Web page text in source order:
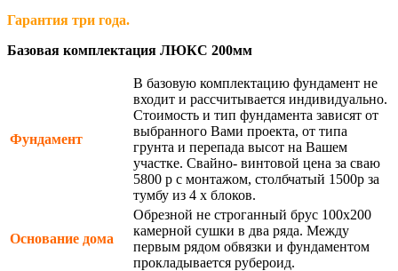
Гарантия три года.
Базовая комплектация ЛЮКС 200мм
Фундамент
В базовую комплектацию фундамент не
входит и рассчитывается индивидуально.
Стоимость и тип фундамента зависят от
выбранного Вами проекта, от типа
грунта и перепада высот на Вашем
участке. Свайно- винтовой цена за сваю
5800 р с монтажом, столбчатый 1500р за
тумбу из 4 х блоков.
Основание дома
Обрезной не строганный брус 100х200
камерной сушки в два ряда. Между
первым рядом обвязки и фундаментом
прокладывается рубероид.